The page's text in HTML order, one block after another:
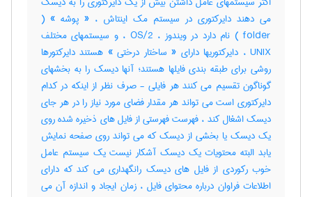
می دهند دایرکتوری در سیستم مک اینتاش ، « پوشه » (
folder ) نام دارد در ویندوز ، OS/2 ، و سیستمهای مختلف
UNIX ، دایرکتوریها دارای « ساختار درختی » هستند دایرکتورها
روشی برای طبقه بندی فایلها هستند؛ آنها دیسک را به بخشهای
گوناگون تقسیم می کنند هر فایلی - صرف نظر از اینکه در کدام
دایرکتوری است می تواند هر مقدار فضای مورد نیاز را در هر جای
دیسک اشغال کند ، فهرست فهرستی از فایل های ذخیره شده روی
یک دیسک یا بخشی از دیسک که می تواند روی صفحه نمایش
یابد البته محتویات یک دیسک آشکار نیست یک سیستم عامل
خوب رکوردی از فایل های دیسک رانگهداری می کند که دارای
اطلاعات فراوان درباره محتوای فایل ، زمان ایجاد و اندازه آن می